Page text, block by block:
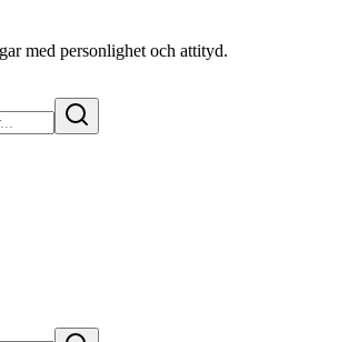
med personlighet och attityd.